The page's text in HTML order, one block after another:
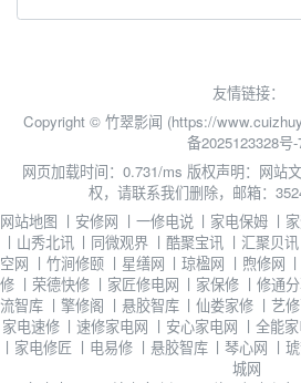
友情链接：
Copyright © 竹翠影闻 (https://
备2025123328号-
网页加载时间：0.731/ms 版权声明：网站
权，请联系我们删除，邮箱：
网站地图 丨 安修网 丨 一修电说 丨 家电保姆 丨
丨 山秀北讯 丨 同微观界 丨 酷聚宝讯 丨 汇聚贝讯
空网 丨 竹涧修颐 丨 星缮网 丨琼楹网 丨 煦修网 丨
修 丨 荣德快修 丨 家匠修电网 丨 家保修 丨 修通
流智库 丨 擎修阁 丨 悬胶智库 丨仙娄家修 丨 艺
家电速修 丨 速修家电网 丨 安心家电网 丨 全能
丨 家电修匠 丨 电易修 丨 悬胶智库 丨琴心网 丨
城网